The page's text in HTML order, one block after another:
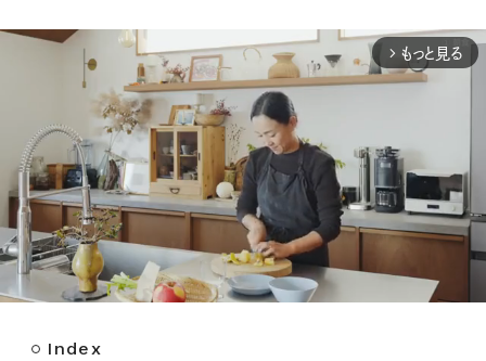
arrow_forward_ios もっと見る
Index